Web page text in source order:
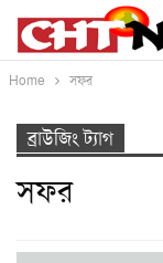
Home সফর
ব্রাউজিং ট্যাগ
সফর